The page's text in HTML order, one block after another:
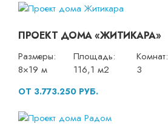
ПРОЕКТ ДОМА «ЖИТИКАРА»
Размеры:
8×19 м
Площадь:
116,1 м2
Комнат:
3
ОТ 3.773.250 РУБ.